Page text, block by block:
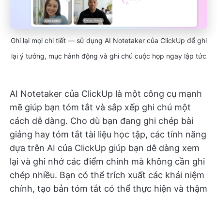
Ghi lại mọi chi tiết — sử dụng AI Notetaker của ClickUp để ghi
lại ý tưởng, mục hành động và ghi chú cuộc họp ngay lập tức
AI Notetaker của ClickUp là một công cụ mạnh
mẽ giúp bạn tóm tắt và sắp xếp ghi chú một
cách dễ dàng. Cho dù bạn đang ghi chép bài
giảng hay tóm tắt tài liệu học tập, các tính năng
dựa trên AI của ClickUp giúp bạn dễ dàng xem
lại và ghi nhớ các điểm chính mà không cần ghi
chép nhiều. Bạn có thể trích xuất các khái niệm
chính, tạo bản tóm tắt có thể thực hiện và thậm